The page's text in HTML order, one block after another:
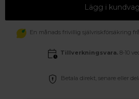
Lägg i
En månads frivillig självriskförsäkring
Tillverkningsvara. 8-10
Betala direkt, senare eller